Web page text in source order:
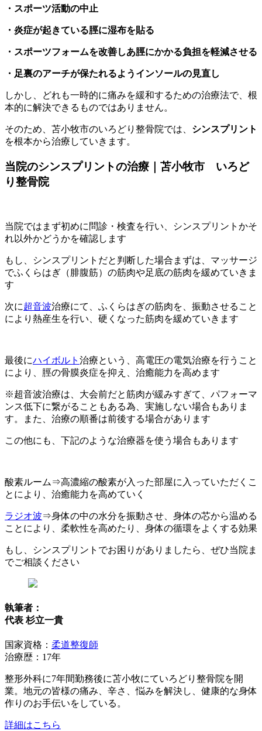
・スポーツ活動の中止
・炎症が起きている脛に湿布を貼る
・スポーツフォームを改善しあ脛にかかる負担を軽減させる
・足裏のアーチが保たれるようインソールの見直し
しかし、どれも一時的に痛みを緩和するための治療法で、根
本的に解決できるものではありません。
そのため、苫小牧市のいろどり整骨院では、 シンスプリント
を根本から治療していきます。
当院のシンスプリントの治療｜苫小牧市 いろど
り整骨院
当院ではまず初めに問診・検査を行い、シンスプリントかそ
れ以外かどうかを確認します
もし、シンスプリントだと判断した場合まずは、マッサージ
でふくらはぎ（腓腹筋）の筋肉や足底の筋肉を緩めていきま
す
次に超音波治療にて、ふくらはぎの筋肉を、振動させること
により熱産生を行い、硬くなった筋肉を緩めていきます
最後にハイボルト 治療という、高電圧の電気治療を行うこと
により、脛の骨膜炎症を抑え、治癒能力を高めます
※超音波治療は、大会前だと筋肉が緩みすぎて、パフォーマ
ンス低下に繋がることもある為、実施しない場合もありま
す。また、治療の順番は前後する場合があります
この他にも、下記のような治療器を使う場合もあります
酸素ルーム⇒高濃縮の酸素が入った部屋に入っていただくこ
とにより、治癒能力を高めていく
ラジオ波⇒身体の中の水分を振動させ、身体の芯から温める
ことにより、柔軟性を高めたり、身体の循環をよくする効果
もし、シンスプリントでお困りがありましたら、ぜひ当院ま
でご相談ください
執筆者：
代表 杉立一貴
国家資格： 柔道整復師
治療歴：17年
整形外科に7年間勤務後に苫小牧にていろどり整骨院を開
業。地元の皆様の痛み、辛さ、悩みを解決し、健康的な身体
作りのお手伝いをしている。
詳細はこちら